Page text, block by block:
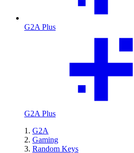
G2A Plus
G2A Plus
G2A
Gaming
Random Keys